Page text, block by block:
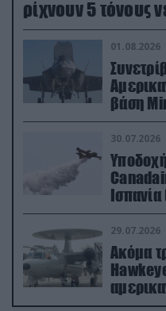
ρίχνουν 5
01.08.2026
βάση
30.07.2026
29.07.2026
Ακόμα